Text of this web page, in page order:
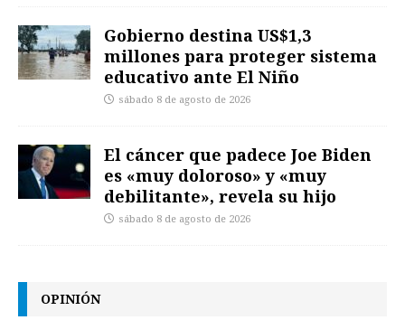
Gobierno destina US$1,3
millones para proteger sistema
educativo ante El Niño
sábado 8 de agosto de 2026
El cáncer que padece Joe Biden
es «muy doloroso» y «muy
debilitante», revela su hijo
sábado 8 de agosto de 2026
OPINIÓN